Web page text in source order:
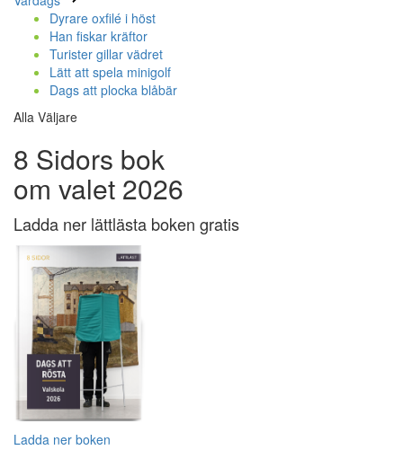
Dyrare oxfilé i höst
Han fiskar kräftor
Turister gillar vädret
Lätt att spela minigolf
Dags att plocka blåbär
Alla Väljare
8 Sidors bok
om valet 2026
Ladda ner lättlästa boken gratis
Ladda ner boken